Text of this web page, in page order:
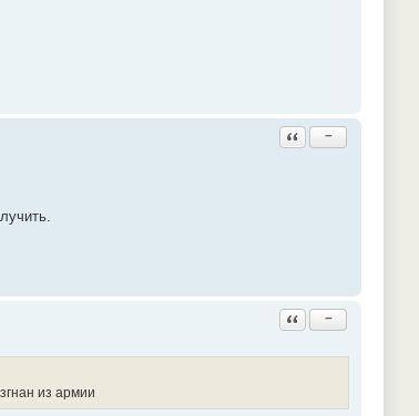
Ответить с цитатой
−
Ответить с цитатой
−
из армии